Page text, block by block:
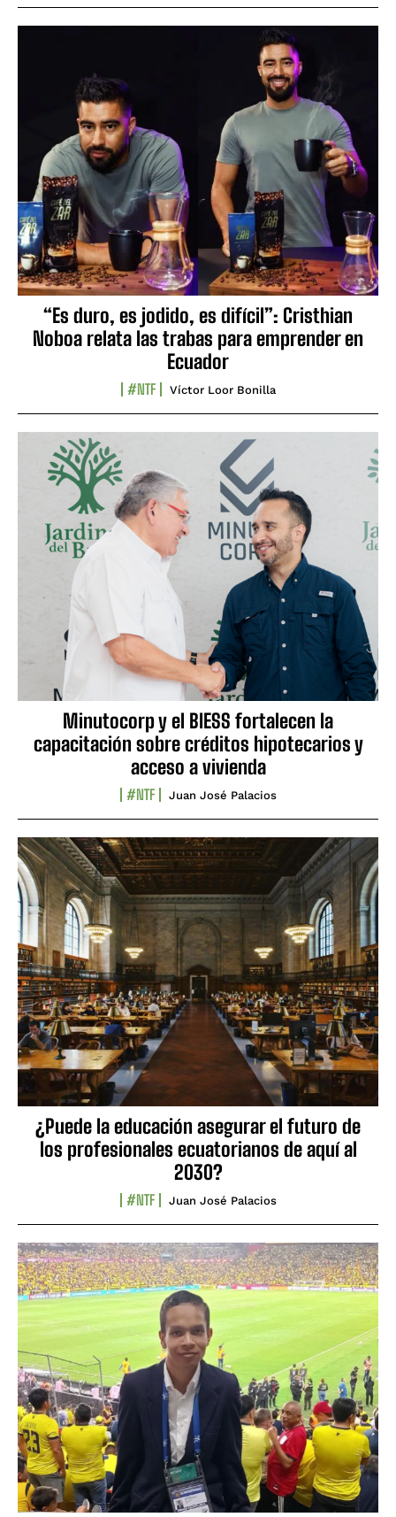
“Es duro, es jodido, es difícil”: Cristhian
Noboa relata las trabas para emprender en
Ecuador
#NTF Víctor Loor Bonilla
Minutocorp y el BIESS fortalecen la
capacitación sobre créditos hipotecarios y
acceso a vivienda
#NTF Juan José Palacios
¿Puede la educación asegurar el futuro de
los profesionales ecuatorianos de aquí al
2030?
#NTF Juan José Palacios